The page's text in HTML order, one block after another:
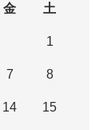
金 土
1
7 8
14 15